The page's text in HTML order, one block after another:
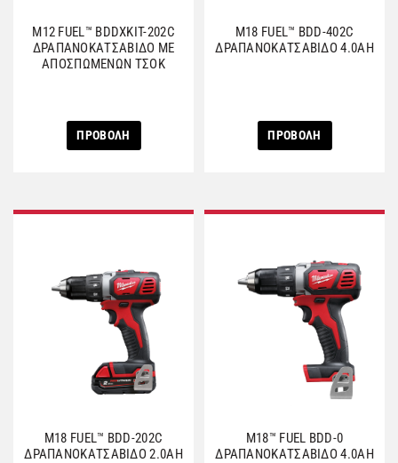
M12 FUEL™ BDDXKIT-202C
ΔΡΑΠΑΝΟΚΑΤΣΑΒΙΔΟ ΜΕ
ΑΠΟΣΠΩΜΕΝΩΝ ΤΣΟΚ
ΠΡΟΒΟΛΗ
M18 FUEL™ BDD-402C
ΔΡΑΠΑΝΟΚΑΤΣΑΒΙΔΟ 4.0AH
ΠΡΟΒΟΛΗ
M18 FUEL™ BDD-202C
ΔΡΑΠΑΝΟΚΑΤΣΑΒΙΔΟ 2.0AH
M18™ FUEL BDD-0
ΔΡΑΠΑΝΟΚΑΤΣΑΒΙΔΟ 4.0AH